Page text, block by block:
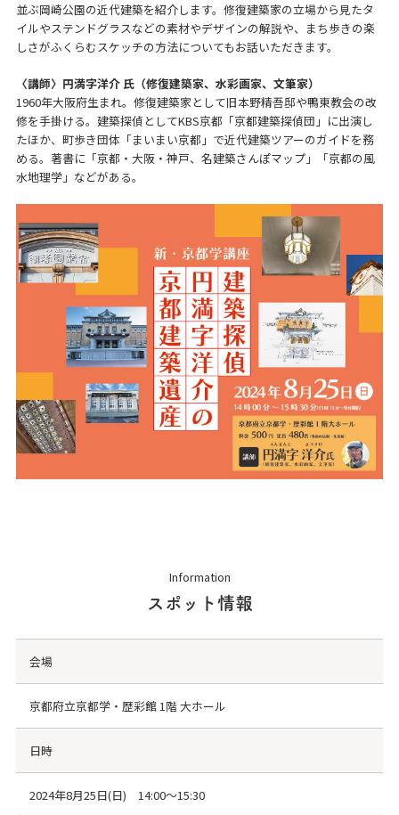
並ぶ岡崎公園の近代建築を紹介します。修復建築家の立場から見たタ
イルやステンドグラスなどの素材やデザインの解説や、まち歩きの楽
しさがふくらむスケッチの方法についてもお話いただきます。
〈講師〉円満字洋介 氏（修復建築家、水彩画家、文筆家）
1960年大阪府生まれ。修復建築家として旧本野精吾邸や鴨東教会の改
修を手掛ける。建築探偵としてKBS京都「京都建築探偵団」に出演し
たほか、町歩き団体「まいまい京都」で近代建築ツアーのガイドを務
める。著書に「京都・大阪・神戸、名建築さんぽマップ」「京都の風
水地理学」などがある。
Information
スポット情報
会場
京都府立京都学・歴彩館 1階 大ホール
日時
2024年8月25日(日) 14:00～15:30